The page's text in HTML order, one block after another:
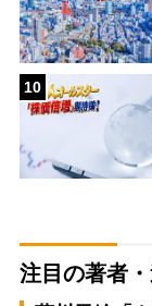
10
注目の著者